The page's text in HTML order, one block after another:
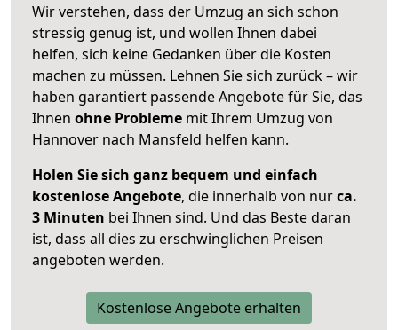
Wir verstehen, dass der Umzug an sich schon
stressig genug ist, und wollen Ihnen dabei
helfen, sich keine Gedanken über die Kosten
machen zu müssen. Lehnen Sie sich zurück – wir
haben garantiert passende Angebote für Sie, das
Ihnen ohne Probleme mit Ihrem Umzug von
Hannover nach Mansfeld helfen kann.
Holen Sie sich ganz bequem und einfach
kostenlose Angebote, die innerhalb von nurca.
3 Minuten bei Ihnen sind. Und das Beste daran
ist, dass all dies zu erschwinglichen Preisen
angeboten werden.
Kostenlose Angebote erhalten